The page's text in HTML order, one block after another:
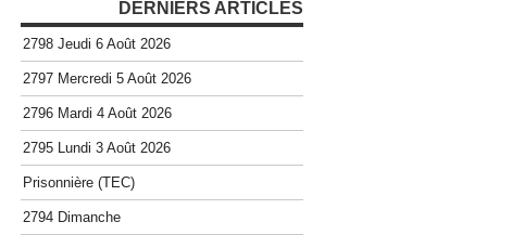
DERNIERS ARTICLES
2798 Jeudi 6 Août 2026
2797 Mercredi 5 Août 2026
2796 Mardi 4 Août 2026
2795 Lundi 3 Août 2026
Prisonnière (TEC)
2794 Dimanche